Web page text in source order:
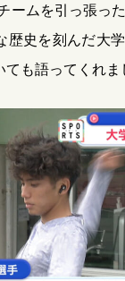
ームを引っ張っ
歴史を刻んだ大
ても語ってくれま